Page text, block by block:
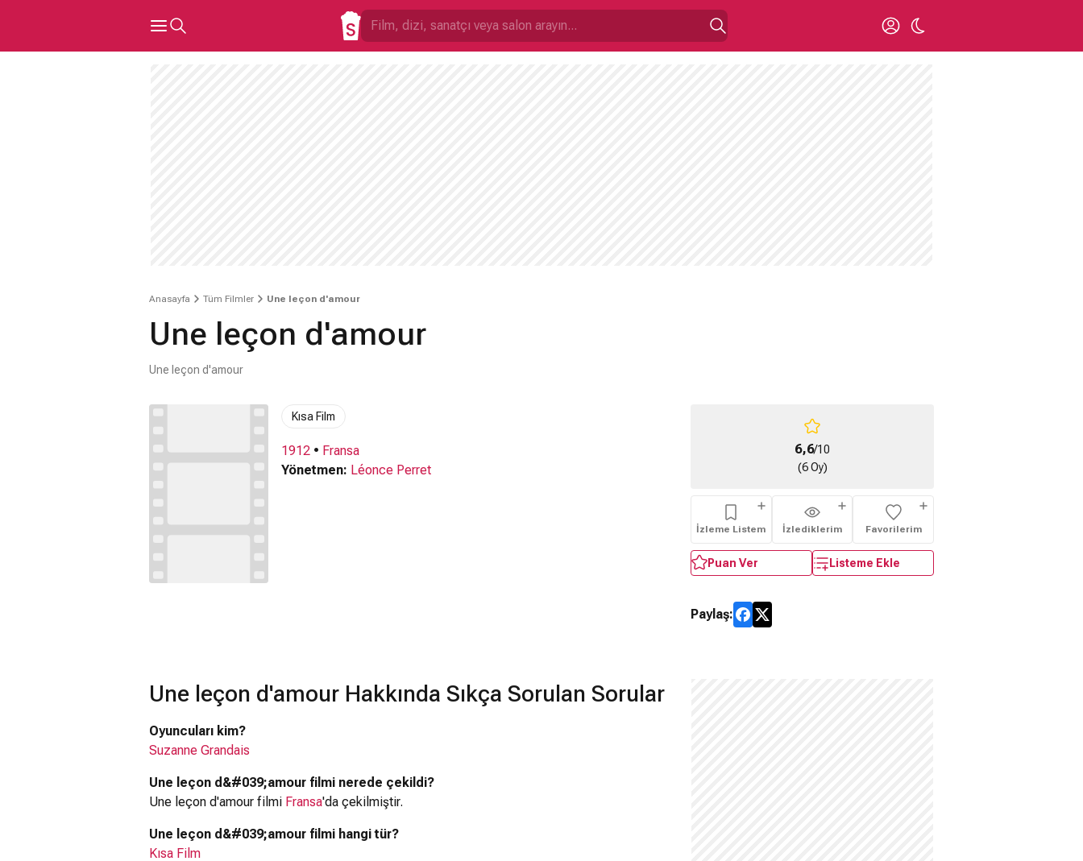
Anasayfa Tüm Filmler Une leçon d'amour
Une leçon d'amour
Une leçon d'amour
Kısa Film
1912 • Fransa
Yönetmen: Léonce Perret
6,6/10
(6 Oy)
İzleme Listem İzlediklerim Favorilerim
Puan Ver Listeme Ekle
Paylaş:
Une leçon d'amour Hakkında Sıkça Sorulan Sorular
Oyuncuları kim?
Suzanne Grandais
Une leçon d&#039;amour filmi nerede çekildi?
Une leçon d'amour filmi Fransa'da çekilmiştir.
Une leçon d&#039;amour filmi hangi tür?
Kısa Film